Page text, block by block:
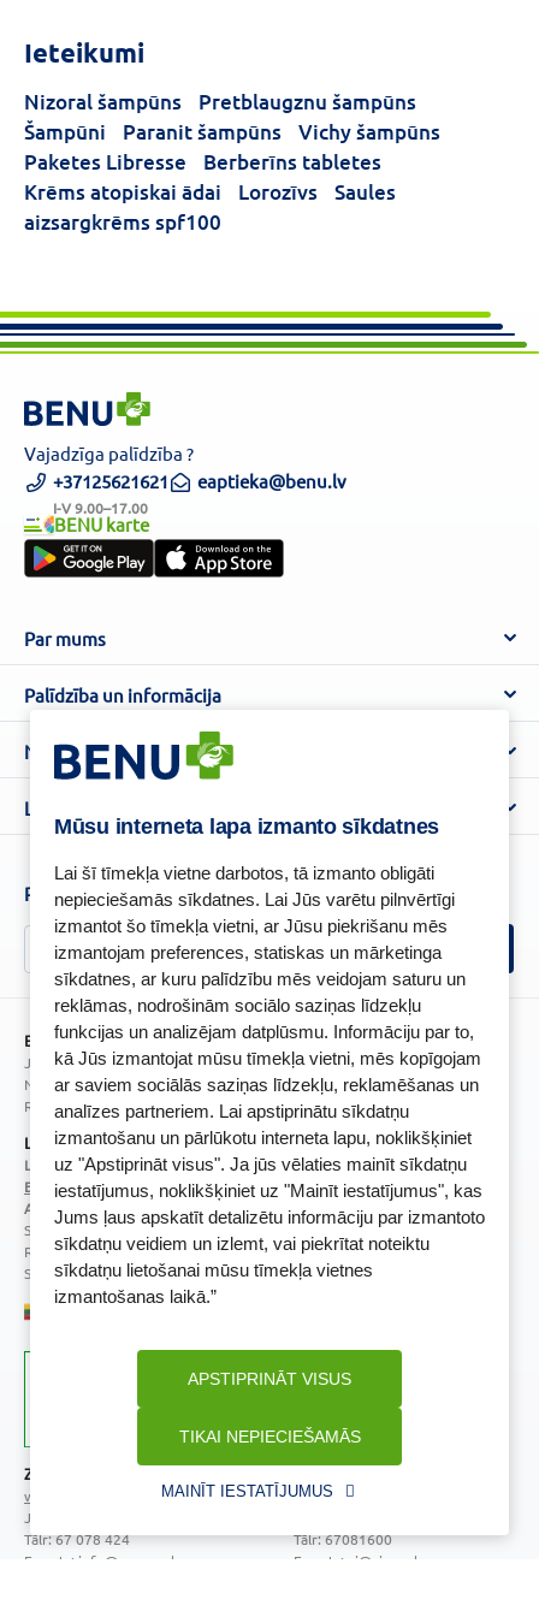
Mūsu interneta lapa izmanto sīkdatnes
Lai šī tīmekļa vietne darbotos, tā izmanto obligāti
nepieciešamās sīkdatnes. Lai Jūs varētu pilnvērtīgi
izmantot šo tīmekļa vietni, ar Jūsu piekrišanu mēs
izmantojam preferences, statiskas un mārketinga
sīkdatnes, ar kuru palīdzību mēs veidojam saturu un
reklāmas, nodrošinām sociālo saziņas līdzekļu
funkcijas un analizējam datplūsmu. Informāciju par to,
kā Jūs izmantojat mūsu tīmekļa vietni, mēs kopīgojam
ar saviem sociālās saziņas līdzekļu, reklamēšanas un
analīzes partneriem. Lai apstiprinātu sīkdatņu
izmantošanu un pārlūkotu interneta lapu, noklikšķiniet
uz "Apstiprināt visus". Ja jūs vēlaties mainīt sīkdatņu
iestatījumus, noklikšķiniet uz "Mainīt iestatījumus", kas
Jums ļaus apskatīt detalizētu informāciju par izmantoto
sīkdatņu veidiem un izlemt, vai piekrītat noteiktu
sīkdatņu lietošanai mūsu tīmekļa vietnes
izmantošanas laikā.”
TIKAI NEPIECIEŠAMĀS
APSTIPRINĀT VISUS
MAINĪT IESTATĪJUMUS
Forma
Šampūns (1)
Ieteikumi
Nizoral šampūns
Pretblaugznu šampūns
Šampūni
Paranit šampūns
Vichy šampūns
Paketes Libresse
Berberīns tabletes
Krēms atopiskai ādai
Lorozīvs
Saules
aizsargkrēms spf100
Vajadzīga palīdzība ?
+37125621621
I-V 9.00–17.00
eaptieka@benu.lv
BENU karte
Par mums
Par BENU
Benu Blogs
Aptiekas
Palīdzība un informācija
BENU Aptieka kontakti
Piegāde
Biežāk uzdotie jautājumi
Noteikumi
Lietošanas noteikumi
Atteikuma tiesību veidlapa
Privātuma politika
Sīkfailu politika
Videonovērošanas politika
Lojalitātes programma
Senioru priekšrocības
Īpašās priekšrocības
BENU lietotne
BENU lojalitātes programmas noteikumi
Piesakies un esi pirmais, kas uzzina BENU jaunumus!
BENU Aptieka Latvija, SIA
Juridiskā adrese / Faktiskā adrese:
Noliktavu iela 5, Dreiliņi, Stopiņu novads, LV-2130
Reģistrācijas Nr.: 40003252167
Licence
Licences numurs:A00010
E-aptiekas kontakti
Aptiekas vadītāja:
Sertificēta farmaceite: Jeļena Gončarova
Reģistrācijas Nr.: F-0834
Sertifikāta Nr.: 092.2020
Zāļu valsts aģentūra
www.zva.gov.lv
Jersikas iela 15, Rīga
Tālr: 67 078 424
E-pasts: info@zva.gov.lv
www.vi.gov.lv
Tālr: 67081600
E-pasts: vi@vi.gov.lv